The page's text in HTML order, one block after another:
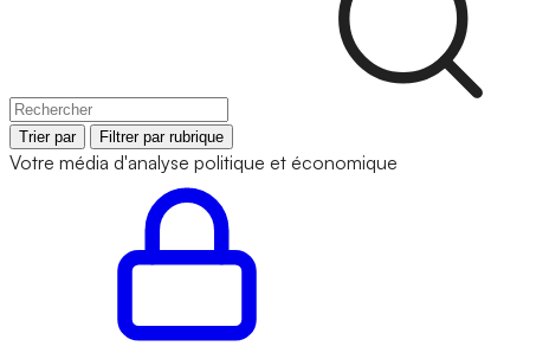
Trier par Filtrer par rubrique
Votre média d'analyse politique et économique